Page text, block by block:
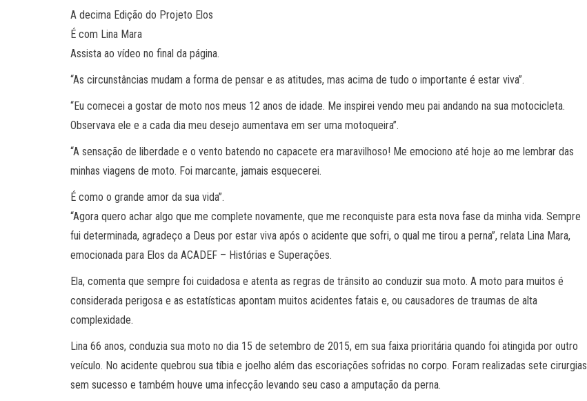
A decima Edição do Projeto Elos
É com Lina Mara
Assista ao vídeo no final da página.
“As circunstâncias mudam a forma de pensar e as atitudes, mas acima de tudo o importante é estar viva”.
“Eu comecei a gostar de moto nos meus 12 anos de idade. Me inspirei vendo meu pai andando na sua motocicleta.
Observava ele e a cada dia meu desejo aumentava em ser uma motoqueira”.
“A sensação de liberdade e o vento batendo no capacete era maravilhoso! Me emociono até hoje ao me lembrar das
minhas viagens de moto. Foi marcante, jamais esquecerei.
É como o grande amor da sua vida”.
“Agora quero achar algo que me complete novamente, que me reconquiste para esta nova fase da minha vida. Sempre
fui determinada, agradeço a Deus por estar viva após o acidente que sofri, o qual me tirou a perna”, relata Lina Mara,
emocionada para Elos da ACADEF – Histórias e Superações.
Ela, comenta que sempre foi cuidadosa e atenta as regras de trânsito ao conduzir sua moto. A moto para muitos é
considerada perigosa e as estatísticas apontam muitos acidentes fatais e, ou causadores de traumas de alta
complexidade.
Lina 66 anos, conduzia sua moto no dia 15 de setembro de 2015, em sua faixa prioritária quando foi atingida por outro
veículo. No acidente quebrou sua tíbia e joelho além das escoriações sofridas no corpo. Foram realizadas sete cirurgias
sem sucesso e também houve uma infecção levando seu caso a amputação da perna.